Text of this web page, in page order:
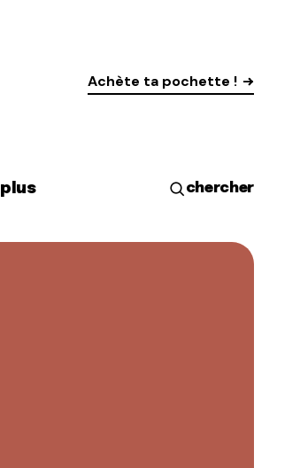
Achète ta pochette !
plus chercher